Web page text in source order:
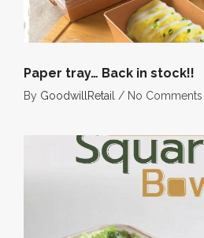
Paper tray… Back in stock!!
By GoodwillRetail / No Comments